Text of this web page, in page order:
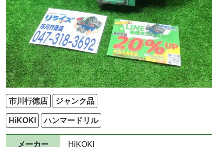
市川行徳店 ジャンク品
HiKOKI ハンマードリル
メーカー HiKOKI